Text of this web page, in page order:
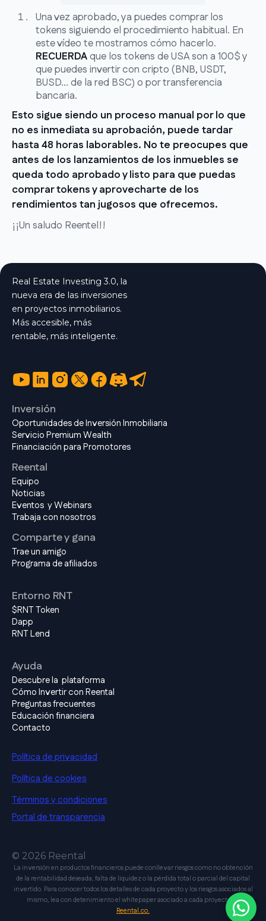
Una vez aprobado, ya puedes comprar los
tokens siguiendo el procedimiento habitual. En
este vídeo te mostramos cómo hacerlo.
RECUERDAque los tokens de USA son a 100$ y
que puedes invertir con cripto (BNB, USDT,
BUSD... de la red BSC) o por transferencia
bancaria.
Esto sigue siendo un proceso manual por lo que
no es inmediata su aprobación, puede tardar
hasta 48 horas laborables. No te preocupes que
antes de los lanzamientos de los inmuebles se
queda todo aprobado y listo para que puedas
comprar tokens y aprovecharte de los
rendimientos tan jugosos que ofrecemos.
¡¡Un saludo Reentel!!
Real Estate Investing 3.0, la
nueva era de las inversiones
en proyectos inmobiliarios.
Más accesible, más
rentable, más inteligente.
Inversión
Oportunidades de Inversión Inmobiliaria
Servicio Premium Wealth
Financiación para Promotores
Reental
Equipo
Noticias
Eventos y Webinars
Trabaja con nosotros
Comparte y gana
Trae un amigo
Programa de afiliados
Entorno RNT
$RNT Token
Dapp
RNT Lend
Ayuda
Descubre la plataforma
Cómo Invertir con Reental
Preguntas frecuentes
Educación financiera
Contacto
Política de privacidad
Política de cookies
Términos y condiciones
Portal de transparencia
© 2026 Reental
La inversión en productos financieros puede conllevar riesgos como no obtención
de la rentabilidad deseada, falta de liquidez o la pérdida total o parcial del capital
invertido. Para conocer todos los detalles de cada proyecto y los riesgos asociados al
mismo, lea con detenimiento el whitepaper asociado a cada proyecto en
Reental.co.